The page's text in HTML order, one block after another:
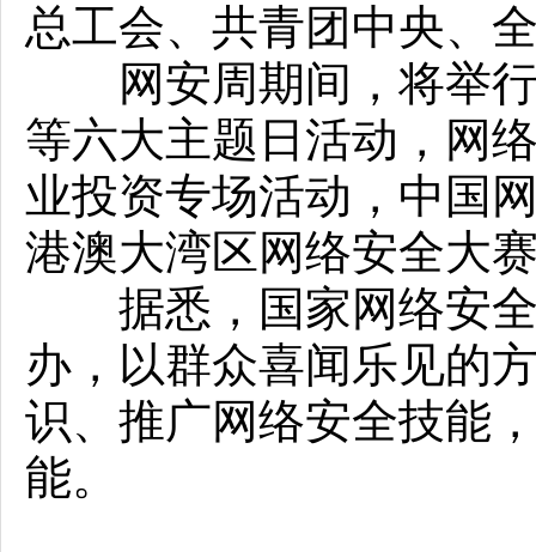
总工会、共青团中央、
网安周期间，将举行
等六大主题日活动，网
业投资专场活动，中国
港澳大湾区网络安全大
据悉，国家网络安全
办，以群众喜闻乐见的
识、推广网络安全技能
能。